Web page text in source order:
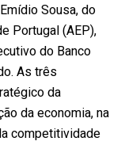
Sousa, do
Portugal (AEP),
do Banco
As três
da
da economia, na
competitividade